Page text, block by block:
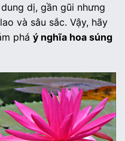
dị, gần gũi nhưng
và sâu sắc. Vậy, hãy
phá ý nghĩa hoa súng